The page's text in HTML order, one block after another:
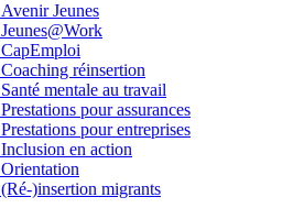
Avenir Jeunes
Jeunes@Work
CapEmploi
Coaching réinsertion
Santé mentale au travail
Prestations pour assurances
Prestations pour entreprises
Inclusion en action
Orientation
(Ré-)insertion migrants